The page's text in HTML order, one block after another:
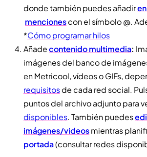
donde también puedes añadir
mencionescon el símbolo @.
*Cómo programar hilos
Añadecontenido multimedia:
imágenes del banco de
en Metricool, vídeos o GIFs,
requisitosde cada red social.
puntos del archivo adjunto para
disponibles. También puedes
imágenes/videosmientras
portada(consultar redes